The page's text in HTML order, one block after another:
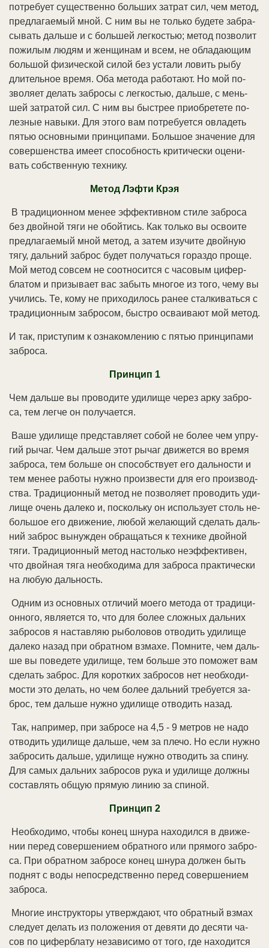
по­тре­бу­ет су­ще­ст­вен­но боль­ших за­трат сил, чем ме­тод,
пред­ла­гае­мый мной. С ним вы не толь­ко бу­де­те за­бра­
сы­вать даль­ше и с боль­шей лег­ко­стью; ме­тод по­зво­лит
по­жи­лым лю­дям и жен­щи­нам и всем, не об­ла­даю­щим
боль­шой фи­зи­че­ской си­лой без ус­та­ли ло­вить ры­бу
дли­тель­ное вре­мя. Оба ме­то­да ра­бо­та­ют. Но мой по­
зво­ля­ет де­лать за­бро­сы с лег­ко­стью, даль­ше, с мень­
шей за­тра­той сил. С ним вы бы­ст­рее при­об­ре­те­те по­
лез­ные на­вы­ки. Для это­го вам по­тре­бу­ет­ся ов­ла­деть
пя­тью ос­нов­ны­ми прин­ци­па­ми. Боль­шое зна­че­ние для
со­вер­шен­ст­ва име­ет спо­соб­ность кри­ти­че­ски оце­ни­
вать соб­ст­вен­ную тех­ни­ку.
Ме­тод Лэф­ти Крэ­я
В тра­ди­ци­он­ном ме­нее эф­фек­тив­ном сти­ле за­бро­са
без двой­ной тя­ги не обой­тись. Как толь­ко вы ос­вои­те
пред­ла­гае­мый мной ме­тод, а за­тем изу­чи­те двой­ную
тя­гу, даль­ний за­брос бу­дет по­лу­чать­ся го­раз­до про­ще.
Мой ме­тод со­всем не со­от­но­сит­ся с ча­со­вым ци­фер­
бла­том и при­зы­ва­ет вас за­быть мно­гое из то­го, че­му вы
учи­лись. Те, ко­му не при­хо­ди­лось ра­нее стал­ки­вать­ся с
тра­ди­ци­он­ным за­бро­сом, бы­ст­ро ос­ваи­ва­ют мой ме­тод.
И так, при­сту­пим к оз­на­ком­ле­нию с пя­тью прин­ци­па­ми
за­бро­са.
Прин­цип 1
Чем даль­ше вы про­во­ди­те уди­ли­ще че­рез ар­ку за­бро­
са, тем лег­че он по­лу­ча­ет­ся.
Ва­ше уди­ли­ще пред­став­ля­ет со­бой не бо­лее чем уп­ру­
гий ры­чаг. Чем даль­ше этот ры­чаг дви­жет­ся во вре­мя
за­бро­са, тем боль­ше он спо­соб­ст­ву­ет его даль­но­сти и
тем ме­нее ра­бо­ты нуж­но про­из­ве­сти для его про­из­вод­
ст­ва. Тра­ди­ци­он­ный ме­тод не по­зво­ля­ет про­во­дить уди­
ли­ще очень да­ле­ко и, по­сколь­ку он ис­поль­зу­ет столь не­
боль­шое его дви­же­ние, лю­бой же­лаю­щий сде­лать даль­
ний за­брос вы­ну­ж­ден об­ра­щать­ся к тех­ни­ке двой­ной
тя­ги. Тра­ди­ци­он­ный ме­тод на­столь­ко не­эф­фек­ти­вен,
что двой­ная тя­га не­об­хо­ди­ма для за­бро­са прак­ти­че­ски
на лю­бую даль­ность.
Од­ним из ос­нов­ных от­ли­чий мое­го ме­то­да от тра­ди­ци­
он­но­го, яв­ля­ет­ся то, что для бо­лее слож­ных даль­них
за­бро­сов я на­став­ляю ры­бо­ло­вов от­во­дить уди­ли­ще
да­ле­ко на­зад при об­рат­ном взма­хе. Пом­ни­те, чем даль­
ше вы по­ве­де­те уди­ли­ще, тем боль­ше это по­мо­жет вам
сде­лать за­брос. Для ко­рот­ких за­бро­сов нет не­об­хо­ди­
мо­сти это де­лать, но чем бо­лее даль­ний тре­бу­ет­ся за­
брос, тем даль­ше нуж­но уди­ли­ще от­во­дить на­зад.
Так, на­при­мер, при за­бро­се на 4,5 - 9 мет­ров не на­до
от­во­дить уди­ли­ще даль­ше, чем за пле­чо. Но ес­ли нуж­но
за­бро­сить даль­ше, уди­ли­ще нуж­но от­во­дить за спи­ну.
Для са­мых даль­них за­бро­сов ру­ка и уди­ли­ще долж­ны
со­став­лять об­щую пря­мую ли­нию за спи­ной.
Прин­цип 2
Не­об­хо­ди­мо, что­бы ко­нец шну­ра на­хо­дил­ся в дви­же­
нии пе­ред со­вер­ше­ни­ем об­рат­но­го или пря­мо­го за­бро­
са. При об­рат­ном за­бро­се ко­нец шну­ра дол­жен быть
под­нят с во­ды не­по­сред­ст­вен­но пе­ред со­вер­ше­ни­ем
за­бро­са.
Мно­гие ин­ст­рук­то­ры ут­вер­жда­ют, что об­рат­ный взмах
сле­ду­ет де­лать из по­ло­же­ния от де­вя­ти до де­ся­ти ча­
сов по ци­фер­бла­ту не­за­ви­си­мо от то­го, где на­хо­дит­ся